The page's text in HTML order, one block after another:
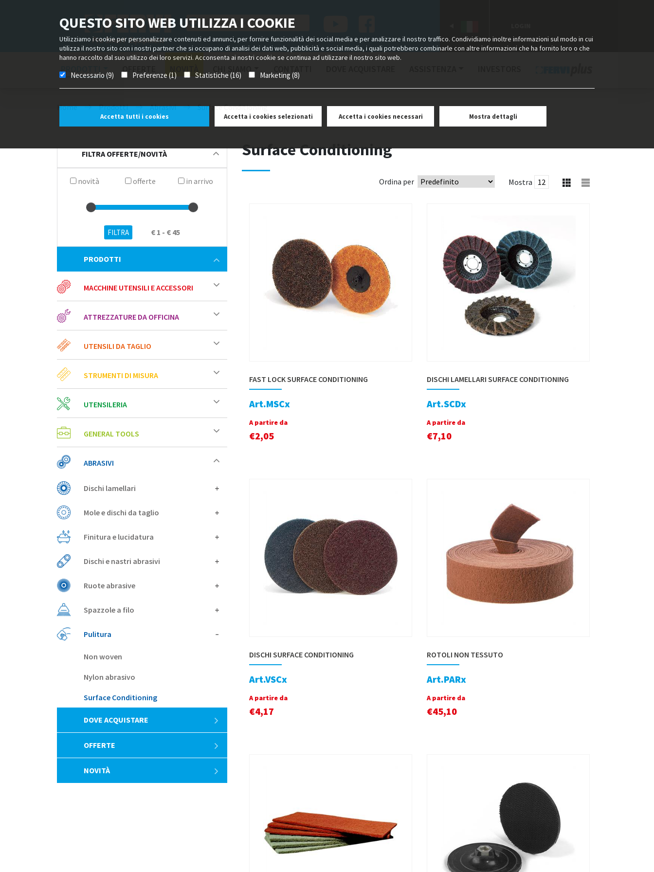
QUESTO SITO WEB UTILIZZA I COOKIE
Utilizziamo i cookie per personalizzare contenuti ed annunci, per fornire funzionalità dei social media e per analizzare il nostro traffico. Condividiamo inoltre informazioni sul modo in cui
utilizza il nostro sito con i nostri partner che si occupano di analisi dei dati web, pubblicità e social media, i quali potrebbero combinarle con altre informazioni che ha fornito loro o che
hanno raccolto dal suo utilizzo dei loro servizi. Acconsenta ai nostri cookie se continua ad utilizzare il nostro sito web.
Necessario (9) Preferenze (1) Statistiche (16) Marketing (8)
Accetta tutti i cookies Accetta i cookies selezionati Accetta i cookies necessari Mostra dettagli
PRODOTTI OFFERTE NOVITÀ CHI SIAMO
Home Prodotti Abrasivi Surface Conditioning
FILTRA OFFERTE/NOVITÀ
novità offerte in arrivo
€ 1 - € 45
PRODOTTI
MACCHINE UTENSILI E ACCESSORI
ATTREZZATURE DA OFFICINA
UTENSILI DA TAGLIO
STRUMENTI DI MISURA
UTENSILERIA
GENERAL TOOLS
ABRASIVI
Dischi lamellari
Mole e dischi da taglio
Finitura e lucidatura
Dischi e nastri abrasivi
Ruote abrasive
Spazzole a filo
Pulitura
Non woven
Nylon abrasivo
Surface Conditioning
DOVE ACQUISTARE
OFFERTE
NOVITÀ
Surface Conditioning
Mostra
Ordina per
FAST LOCK SURFACE CONDITIONING
Art.MSCx
A partire da
€2,05
DISCHI LAMELLARI SURFACE CONDITIONING
Art.SCDx
A partire da
€7,10
DISCHI SURFACE CONDITIONING
Art.VSCx
A partire da
€4,17
ROTOLI NON TESSUTO
Art.PARx
A partire da
€45,10